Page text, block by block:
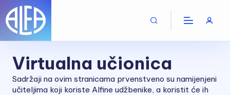
Virtualna učionica
Sadržaji na ovim stranicama prvenstveno su namijenjeni
učiteljima koji koriste Alfine udžbenike, a koristit će ih